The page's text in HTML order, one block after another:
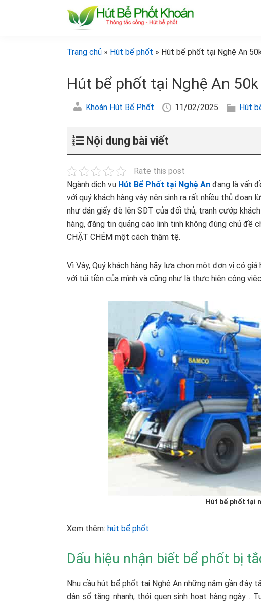
bể
phốt
bể
khoán]
Trang chủ » Hút bể phốt » Hút bể phốt tại Nghệ An
Hút bể phốt tại Nghệ An 50k
Khoán Hút Bể Phốt 11/02/2025 Hút
Nội dung bài viết
Rate this post
Ngành dịch vụ Hút Bể Phốt tại Nghệ An đang là vấn
với quý khách hàng vậy nên sinh ra rất nhiều thủ đoạn
như dán giấy đè lên SĐT của đối thủ, tranh cướp
hàng, đăng tin quảng cáo linh tinh không đúng chủ đề
CHẶT CHÉM một cách thậm tệ.
Vì Vậy, Quý khách hàng hãy lựa chọn một đơn vị có
với túi tiền của mình và cũng như là thực hiện công
Hút bể phốt tại
Xem thêm: hút bể phốt
Dấu hiệu nhận biết bể phốt bị
Nhu cầu hút bể phốt tại Nghệ An những năm gần đây
dân số tăng nhanh, thói quen sinh hoạt hàng ngày…